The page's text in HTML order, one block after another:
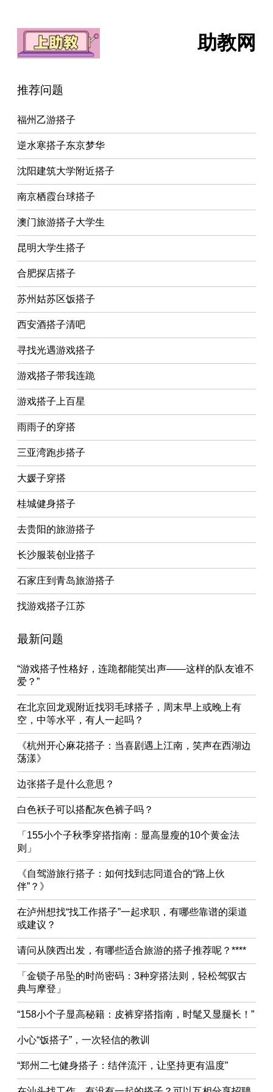
助教网
推荐问题
福州乙游搭子
逆水寒搭子东京梦华
沈阳建筑大学附近搭子
南京栖霞台球搭子
澳门旅游搭子大学生
昆明大学生搭子
合肥探店搭子
苏州姑苏区饭搭子
西安酒搭子清吧
寻找光遇游戏搭子
游戏搭子带我连跪
游戏搭子上百星
雨雨子的穿搭
三亚湾跑步搭子
大媛子穿搭
桂城健身搭子
去贵阳的旅游搭子
长沙服装创业搭子
石家庄到青岛旅游搭子
找游戏搭子江苏
最新问题
“游戏搭子性格好，连跪都能笑出声——这样的队友谁不
爱？”
在北京回龙观附近找羽毛球搭子，周末早上或晚上有
空，中等水平，有人一起吗？
《杭州开心麻花搭子：当喜剧遇上江南，笑声在西湖边
荡漾》
边张搭子是什么意思？
白色袄子可以搭配灰色裤子吗？
「155小个子秋季穿搭指南：显高显瘦的10个黄金法
则」
《自驾游旅行搭子：如何找到志同道合的“路上伙
伴”？》
在泸州想找“找工作搭子”一起求职，有哪些靠谱的渠道
或建议？
请问从陕西出发，有哪些适合旅游的搭子推荐呢？****
「金锁子吊坠的时尚密码：3种穿搭法则，轻松驾驭古
典与摩登」
“158小个子显高秘籍：皮裤穿搭指南，时髦又显腿长！”
小心“饭搭子”，一次轻信的教训
“郑州二七健身搭子：结伴流汗，让坚持更有温度”